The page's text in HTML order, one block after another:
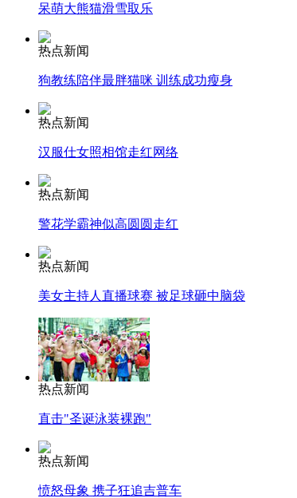
司机酒驾遇交警 急速倒车逃窜
呆萌大熊猫滑雪取乐
热点新闻
狗教练陪伴最胖猫咪 训练成功瘦身
热点新闻
汉服仕女照相馆走红网络
热点新闻
警花学霸神似高圆圆走红
热点新闻
美女主持人直播球赛 被足球砸中脑袋
热点新闻
直击"圣诞泳装裸跑"
热点新闻
愤怒母象 携子狂追吉普车